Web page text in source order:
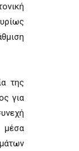
της
για
μέσα